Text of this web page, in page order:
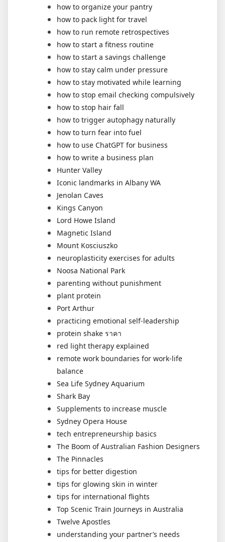
how to organize your pantry
how to pack light for travel
how to run remote retrospectives
how to start a fitness routine
how to start a savings challenge
how to stay calm under pressure
how to stay motivated while learning
how to stop email checking compulsively
how to stop hair fall
how to trigger autophagy naturally
how to turn fear into fuel
how to use ChatGPT for business
how to write a business plan
Hunter Valley
Iconic landmarks in Albany WA
Jenolan Caves
Kings Canyon
Lord Howe Island
Magnetic Island
Mount Kosciuszko
neuroplasticity exercises for adults
Noosa National Park
parenting without punishment
plant protein
Port Arthur
practicing emotional self-leadership
protein shake ราคา
red light therapy explained
remote work boundaries for work-life
balance
Sea Life Sydney Aquarium
Shark Bay
Supplements to increase muscle
Sydney Opera House
tech entrepreneurship basics
The Boom of Australian Fashion Designers
The Pinnacles
tips for better digestion
tips for glowing skin in winter
tips for international flights
Top Scenic Train Journeys in Australia
Twelve Apostles
understanding your partner’s needs